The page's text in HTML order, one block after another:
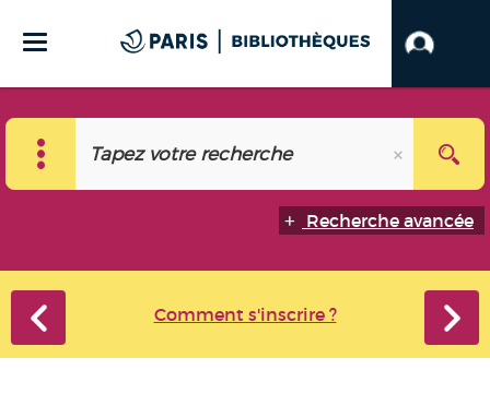
Recherche avancée
Comment s'inscrire ?